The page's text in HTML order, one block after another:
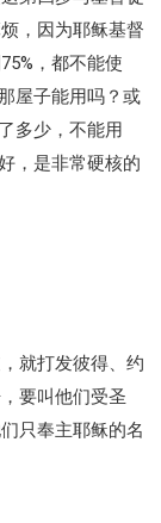
，因为耶稣基督
，都不能使
屋子能用吗？或
多少，不能用
，是非常硬核的
就打发彼得、约
要叫他们受圣
只奉主耶稣的名